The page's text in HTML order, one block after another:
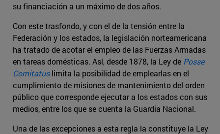
su financiación a un máximo de dos años.
Con este trasfondo, y con el de la tensión entre la
Federación y los estados, la legislación norteamericana
ha tratado de acotar el empleo de las Fuerzas Armadas
en tareas domésticas. Así, desde 1878, la Ley de Posse
Comitatuslimita la posibilidad de emplearlas en el
cumplimiento de misiones de mantenimiento del orden
público que corresponde ejecutar a los estados con sus
medios, entre los que se cuenta la Guardia Nacional.
Una de las excepciones a esta regla la constituye la Ley